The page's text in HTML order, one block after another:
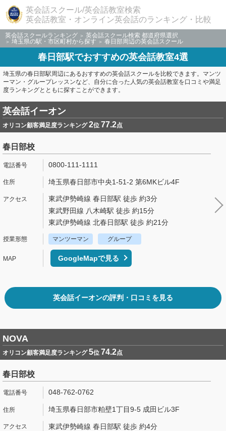
英会話スクール/英会話教室検索
英会話教室・オンライン英会話のランキング・比較
英会話スクールランキング
英会話スクール検索 都道府県選択
埼玉県の駅・市区町村から探す
春日部周辺の英会話スクール
春日部駅でおすすめの英会話教室4選
埼玉県の春日部駅周辺にあるおすすめの英会話スクールを比較できます。マンツ
ーマン・グループレッスンなど、自分に合った人気の英会話教室を口コミや満足
度ランキングとともに探すことができます。
英会話イーオン
オリコン顧客満足度ランキング2位 77.2点
春日部校
0800-111-1111
埼玉県春日部市中央1-51-2 第6MKビル4F
東武伊勢崎線 春日部駅 徒歩 約3分
東武野田線 八木崎駅 徒歩 約15分
東武伊勢崎線 北春日部駅 徒歩 約21分
マンツーマン グループ
GoogleMapで見る
英会話イーオンの評判・口コミを見る
NOVA
オリコン顧客満足度ランキング5位 74.2点
春日部校
048-762-0762
埼玉県春日部市粕壁1丁目9-5 成田ビル3F
東武伊勢崎線 春日部駅 徒歩 約4分